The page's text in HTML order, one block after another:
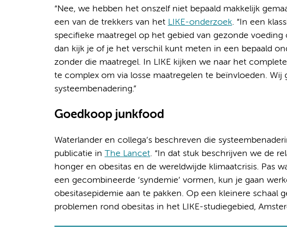
“Nee, we hebben het onszelf niet bepaald makkelijk
een van de trekkers van het LIKE-onderzoek. “In een
specifieke maatregel op het gebied van gezonde
dan kijk je of je het verschil kunt meten in een bepaald
zonder die maatregel. In LIKE kijken we naar het
te complex om via losse maatregelen te beïnvloeden. Wij
systeembenadering.”
Goedkoop junkfood
Waterlander en collega’s beschreven die
publicatie in The Lancet. “In dat stuk beschrijven we de
honger en obesitas en de wereldwijde klimaatcrisis. Pas
een gecombineerde ‘syndemie’ vormen, kun je gaan
obesitasepidemie aan te pakken. Op een kleinere schaal
problemen rond obesitas in het LIKE-studiegebied,